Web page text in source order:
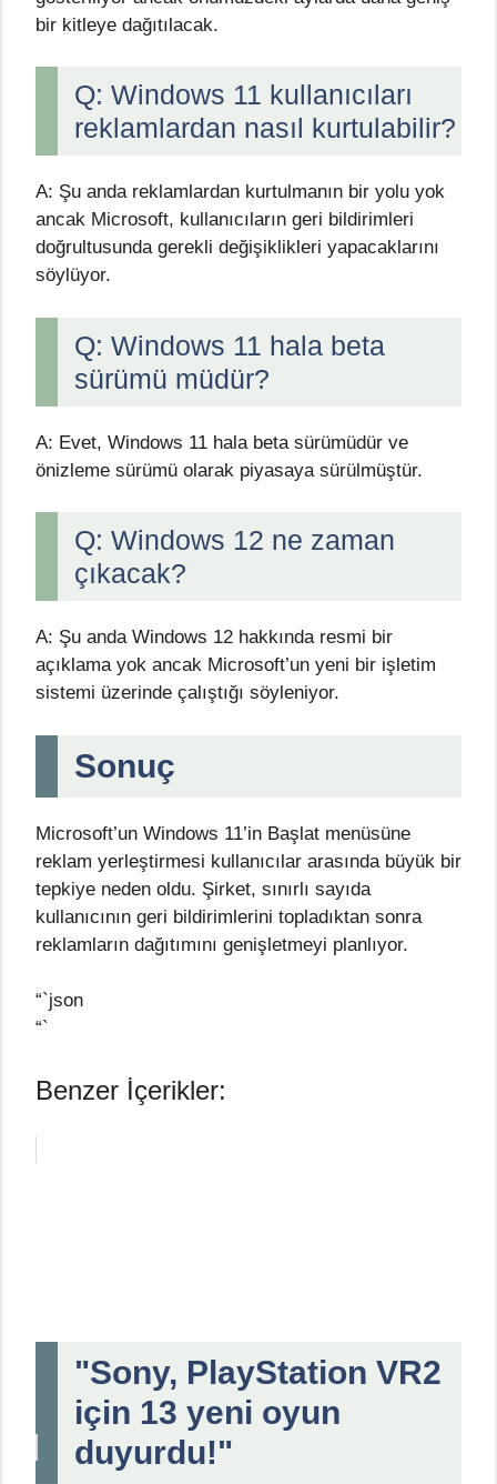
bir kitleye dağıtılacak.
Q: Windows 11 kullanıcıları
reklamlardan nasıl kurtulabilir?
A: Şu anda reklamlardan kurtulmanın bir yolu yok
ancak Microsoft, kullanıcıların geri bildirimleri
doğrultusunda gerekli değişiklikleri yapacaklarını
söylüyor.
Q: Windows 11 hala beta
sürümü müdür?
A: Evet, Windows 11 hala beta sürümüdür ve
önizleme sürümü olarak piyasaya sürülmüştür.
Q: Windows 12 ne zaman
çıkacak?
A: Şu anda Windows 12 hakkında resmi bir
açıklama yok ancak Microsoft’un yeni bir işletim
sistemi üzerinde çalıştığı söyleniyor.
Sonuç
Microsoft’un Windows 11’in Başlat menüsüne
reklam yerleştirmesi kullanıcılar arasında büyük bir
tepkiye neden oldu. Şirket, sınırlı sayıda
kullanıcının geri bildirimlerini topladıktan sonra
reklamların dağıtımını genişletmeyi planlıyor.
“`json
“`
Benzer İçerikler:
"Sony, PlayStation VR2
için 13 yeni oyun
duyurdu!"